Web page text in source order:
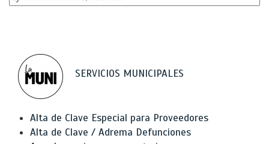
SERVICIOS MUNICIPALES
Alta de Clave Especial para Proveedores
Alta de Clave / Adrema Defunciones